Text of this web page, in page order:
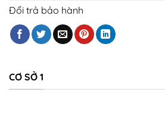
Đổi trả bảo hành
CƠ SỞ 1